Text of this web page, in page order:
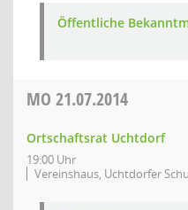
Öffentliche
MO 21.07.2014
Ortschaftsrat Uchtdorf
19:00 Uhr
Vereinshaus, Uchtdorfer